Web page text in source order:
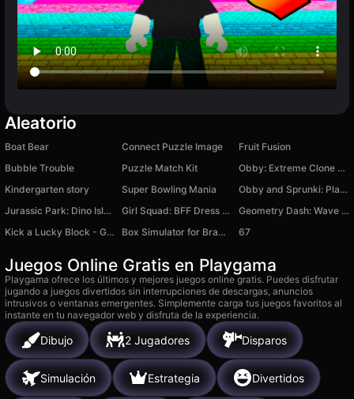
Aleatorio
Boat Bear Connect Puzzle Image
Fruit Fusion
Bubble Trouble
Puzzle Match Kit
Obby: Extreme Clone Crash Test
Kindergarten story
Super Bowling Mania
Obby and Sprunki: Playground
Jurassic Park: Dino Island and Farm Idle Tycoon 3D
Girl Squad: BFF Dress Up
Geometry Dash: Wave Chaos
Kick a Lucky Block - Get Brainrot!
Box Simulator for Brawl Stars 67
Juegos Online Gratis en Playgama
Playgama ofrece los últimos y mejores juegos online gratis. Puedes disfrutar
jugando a juegos divertidos sin interrupciones de descargas, anuncios
intrusivos o ventanas emergentes. Simplemente carga tus juegos favoritos al
instante en tu navegador web y disfruta de la experiencia.
Dibujo 2 Jugadores Disparos
Simulación Estrategia Divertidos